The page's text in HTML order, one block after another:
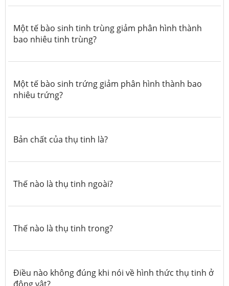
Một tế bào sinh tinh trùng giảm phân hình thành
bao nhiêu tinh trùng?
Một tế bào sinh trứng giảm phân hình thành bao
nhiêu trứng?
Bản chất của thụ tinh là?
Thế nào là thụ tinh ngoài?
Thế nào là thụ tinh trong?
Điều nào không đúng khi nói về hình thức thụ tinh ở